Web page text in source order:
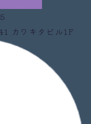
カワキタビル1F